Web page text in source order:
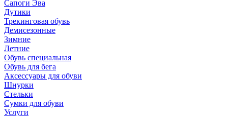
Сапоги Эва
Дутики
Трекинговая обувь
Демисезонные
Зимние
Летние
Обувь специальная
Обувь для бега
Аксессуары для обуви
Шнурки
Стельки
Сумки для обуви
Услуги